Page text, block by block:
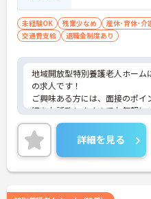
未経験OK 残業少なめ 産休･育休･介
交通費支給
退職金制度あり
地域開放型特別養護老人ホーム
の求人です！
ご興味ある方には、面接のポイ
細をお話致しますのでお気軽に
詳細を見る